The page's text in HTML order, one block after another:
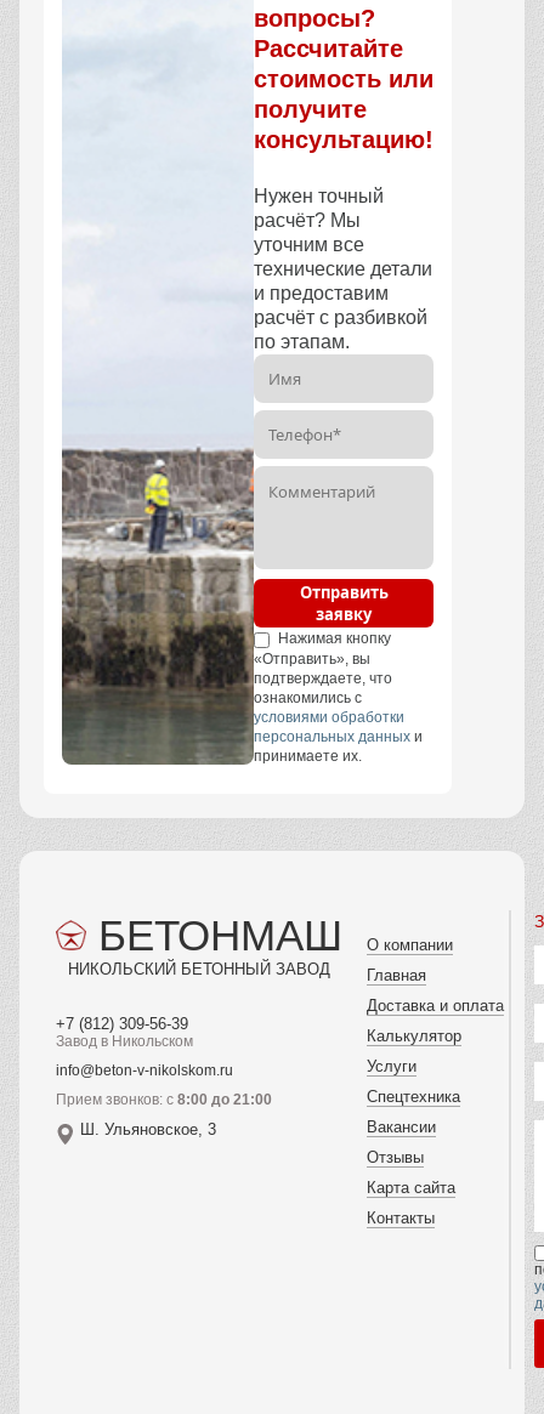
вопросы?
Рассчитайте
стоимость или
получите
консультацию!
Нужен точный
расчёт? Мы
уточним все
технические детали
и предоставим
расчёт с разбивкой
по этапам.
Отправить
заявку
Нажимая кнопку
«Отправить», вы
подтверждаете, что
ознакомились с
условиями обработки
персональных данных и
принимаете их.
БЕТОНМАШ
НИКОЛЬСКИЙ БЕТОННЫЙ ЗАВОД
+7 (812) 309-56-39
Завод в Никольском
info@beton-v-nikolskom.ru
Прием звонков: с 8:00 до 21:00
Ш. Ульяновское, 3
О компании
Главная
Доставка и оплата
Калькулятор
Услуги
Спецтехника
Вакансии
Отзывы
Карта сайта
Контакты